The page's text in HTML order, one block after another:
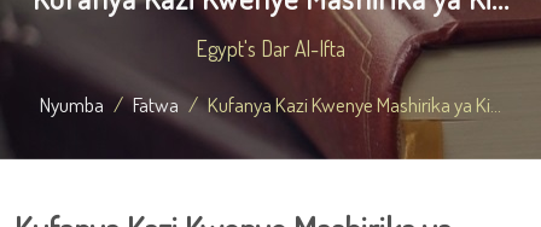
Egypt's Dar Al-Ifta
Nyumba Fatwa Kufanya Kazi Kwenye Mashirika ya Ki...